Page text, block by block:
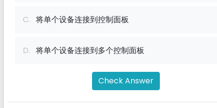
C. 将单个设备连接到控制面板
D. 将单个设备连接到多个控制面板
Check Answer